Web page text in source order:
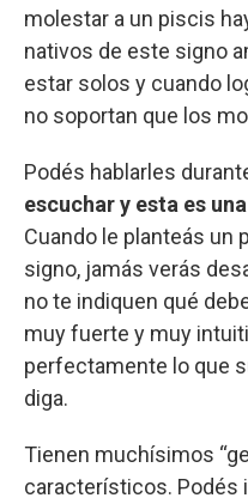
molestar a un piscis
nativos de este signo
estar solos y cuando
no soportan que los
Podés hablarles
escuchar y esta es
Cuando le planteás un
signo, jamás verás
no te indiquen qué
muy fuerte y muy
perfectamente lo que
diga.
Tienen muchísimos
característicos. Podés